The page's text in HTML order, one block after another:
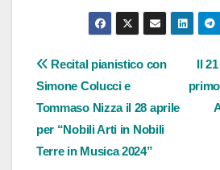
Navigazione
articoli
Il
Recital pianistico con
Simone Colucci e
Tommaso Nizza il 28 aprile
per “Nobili Arti in Nobili
Terre in Musica 2024”